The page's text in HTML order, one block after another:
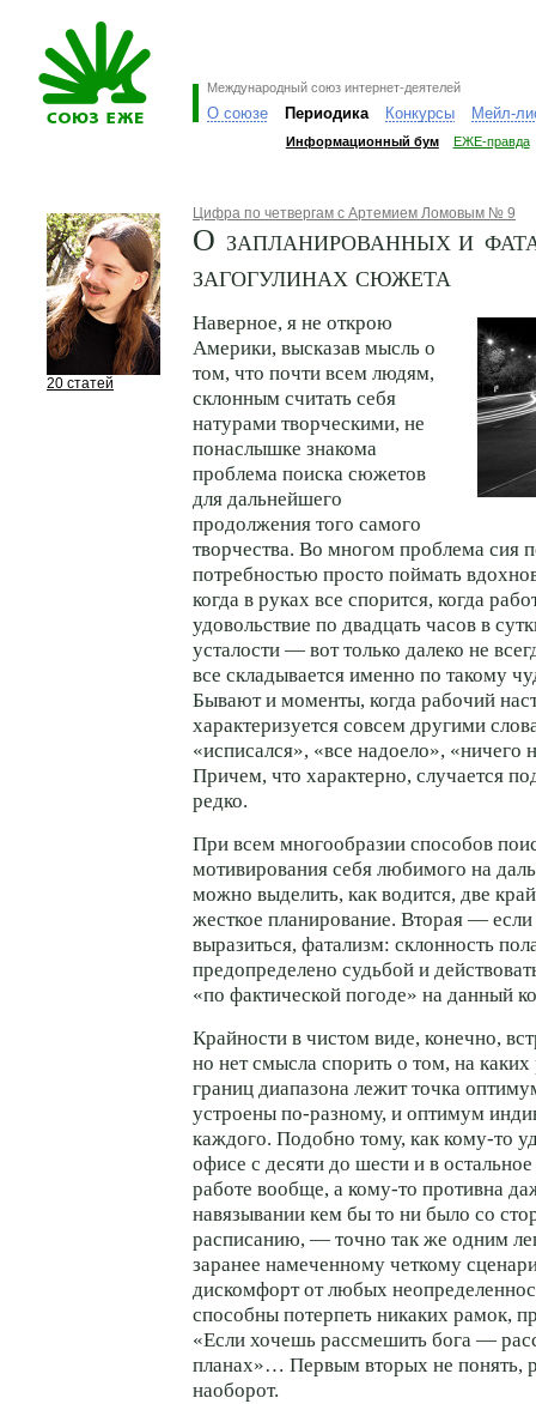
Международный союз интернет-деятелей
О союзе Периодика Конкурсы Мейл-
Информационный бум ЕЖЕ-правда
20 статей
Цифра по четвергам с Артемием Ломовым № 9
О запланированных и
загогулинах сюжета
Наверное, я не открою
Америки, высказав мысль о
том, что почти всем людям,
склонным считать себя
натурами творческими, не
понаслышке знакома
проблема поиска сюжетов
для дальнейшего
продолжения того самого
творчества. Во многом проблема сия
потребностью просто поймать
когда в руках все спорится, когда
удовольствие по двадцать часов в
усталости — вот только далеко не
все складывается именно по такому
Бывают и моменты, когда рабочий
характеризуется совсем другими
«исписался», «все надоело», «ничего
Причем, что характерно, случается
редко.
При всем многообразии способов
мотивирования себя любимого на
можно выделить, как водится, две
жесткое планирование. Вторая —
выразиться, фатализм: склонность
предопределено судьбой и
«по фактической погоде» на данный
Крайности в чистом виде, конечно,
но нет смысла спорить о том, на каких
границ диапазона лежит точка
устроены по-разному, и оптимум
каждого. Подобно тому, как кому-то
офисе с десяти до шести и в
работе вообще, а кому-то противна
навязывании кем бы то ни было со
расписанию, — точно так же одним
заранее намеченному четкому
дискомфорт от любых
способны потерпеть никаких рамок,
«Если хочешь рассмешить бога —
планах»… Первым вторых не понять,
наоборот.